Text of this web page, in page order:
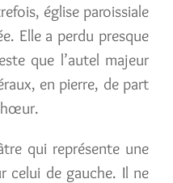
église paroissiale
Elle a perdu presque
que l’autel majeur
en pierre, de part
qui représente une
celui de gauche. Il ne